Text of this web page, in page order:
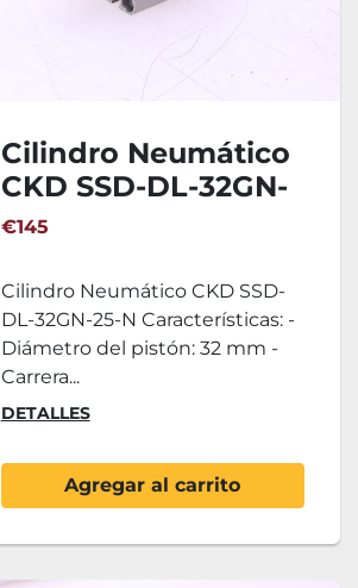
Cilindro Neumático
CKD SSD-DL-32GN-
25-N
€145
Cilindro Neumático CKD SSD-
DL-32GN-25-N Características: -
Diámetro del pistón: 32 mm -
Carrera...
DETALLES
Agregar al carrito